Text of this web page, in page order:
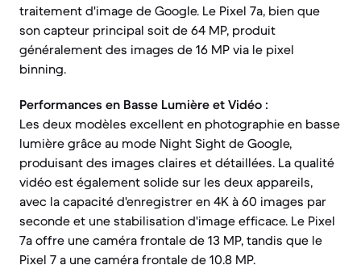
traitement d'image de Google. Le Pixel 7a, bien que
son capteur principal soit de 64 MP, produit
généralement des images de 16 MP via le pixel
binning.
Performances en Basse Lumière et Vidéo :
Les deux modèles excellent en photographie en basse
lumière grâce au mode Night Sight de Google,
produisant des images claires et détaillées. La qualité
vidéo est également solide sur les deux appareils,
avec la capacité d'enregistrer en 4K à 60 images par
seconde et une stabilisation d'image efficace. Le Pixel
7a offre une caméra frontale de 13 MP, tandis que le
Pixel 7 a une caméra frontale de 10.8 MP.